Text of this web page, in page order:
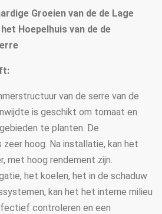
Groeien van de de Lage
Hoepelhuis van de de
van de serre van de
is geschikt om tomaat en
te planten. De
hoog. Na installatie, kan het
met hoog rendement zijn.
het koelen, het in de schaduw
kan het het interne milieu
controleren en een